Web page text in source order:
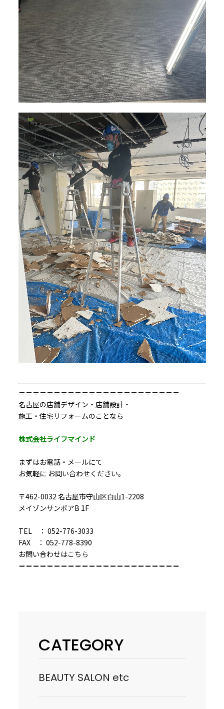
＝＝＝＝＝＝＝＝＝＝＝＝＝＝＝＝＝＝＝＝＝＝＝
名古屋の店舗デザイン・店舗設計・
施工・住宅リフォームのことなら
株式会社ライフマインド
まずはお電話・メールにて
お気軽に お問い合わせください。
〒462-0032 名古屋市守山区白山1-2208
メイゾンサンポアB 1F
TEL ： 052-776-3033
FAX ： 052-778-8390
お問い合わせはこちら
＝＝＝＝＝＝＝＝＝＝＝＝＝＝＝＝＝＝＝＝＝＝＝
CATEGORY
BEAUTY SALON etc